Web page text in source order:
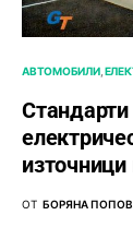
АВТОМОБИЛИ
Стандарти
източници
ОТ БОРЯНА